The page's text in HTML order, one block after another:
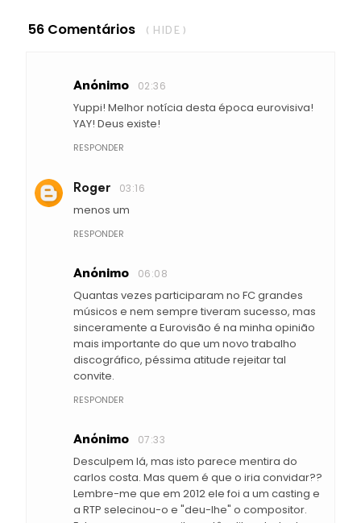
56 Comentários ( HIDE )
Anónimo 02:36
Yuppi! Melhor notícia desta época eurovisiva!
YAY! Deus existe!
RESPONDER
Roger 03:16
menos um
RESPONDER
Anónimo 06:08
Quantas vezes participaram no FC grandes
músicos e nem sempre tiveram sucesso, mas
sinceramente a Eurovisão é na minha opinião
mais importante do que um novo trabalho
discográfico, péssima atitude rejeitar tal
convite.
RESPONDER
Anónimo 07:33
Desculpem lá, mas isto parece mentira do
carlos costa. Mas quem é que o iria convidar??
Lembre-me que em 2012 ele foi a um casting e
a RTP selecinou-o e "deu-lhe" o compositor.